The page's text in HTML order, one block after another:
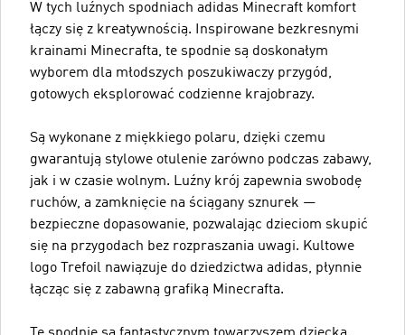
W tych luźnych spodniach adidas Minecraft komfort
łączy się z kreatywnością. Inspirowane bezkresnymi
krainami Minecrafta, te spodnie są doskonałym
wyborem dla młodszych poszukiwaczy przygód,
gotowych eksplorować codzienne krajobrazy.
Są wykonane z miękkiego polaru, dzięki czemu
gwarantują stylowe otulenie zarówno podczas zabawy,
jak i w czasie wolnym. Luźny krój zapewnia swobodę
ruchów, a zamknięcie na ściągany sznurek —
bezpieczne dopasowanie, pozwalając dzieciom skupić
się na przygodach bez rozpraszania uwagi. Kultowe
logo Trefoil nawiązuje do dziedzictwa adidas, płynnie
łącząc się z zabawną grafiką Minecrafta.